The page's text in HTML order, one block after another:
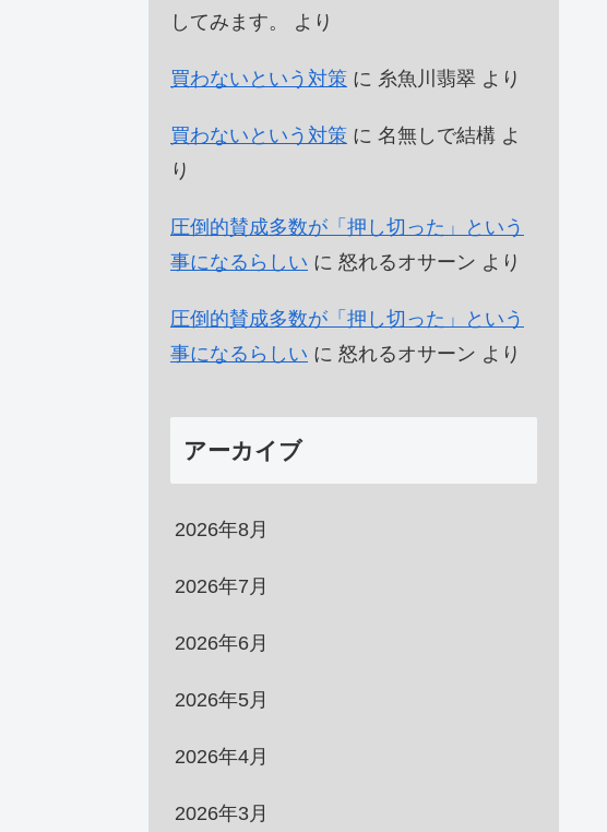
してみます。
より
買わないという対策 に 糸魚川翡翠 より
買わないという対策 に 名無しで結構 よ
り
圧倒的賛成多数が「押し切った」という
事になるらしい に 怒れるオサーン より
圧倒的賛成多数が「押し切った」という
事になるらしい に 怒れるオサーン より
アーカイブ
2026年8月
2026年7月
2026年6月
2026年5月
2026年4月
2026年3月